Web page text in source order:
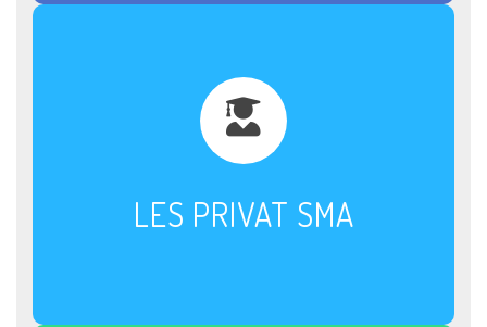
LES PRIVAT SMA